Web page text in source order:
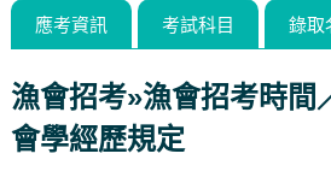
應考資訊 考試科目 錄取
漁會招考»漁會招考時間
會學經歷規定